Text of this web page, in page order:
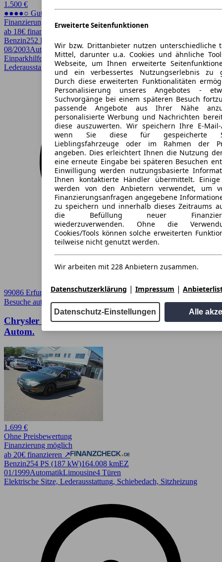
1.500 €
●●●●○ Guter Preis
Finanzierung möglich
ab 18€ finanzieren ↗
Benzin252 PS (185 kW)
08/2003AutomatikLimousine4 Türen
Einparkhilfe, Einparkhilfe Sensoren hinten, Elektrische Sitze,
Lederausstattung, Schiebedach, Sitzheizung
99086 Erfurt
Besuche autoscout24.de➚
Chrysler 300 M 300 M 3.5 Schiebedach Leder
Autom.
1.699 €
Ohne Preisbewertung
Finanzierung möglich
ab 20€ finanzieren ↗
Benzin254 PS (187 kW)164.008 kmEZ
01/1999AutomatikLimousine4 Türen
Elektrische Sitze, Lederausstattung, Schiebedach, Sitzheizung
Erweiterte Seitenfunktionen
Wir bzw. Drittanbieter nutzen unterschiedliche
Mittel, darunter u.a. Cookies und ähnliche
Webseite, um Ihnen erweiterte
und ein verbessertes Nutzungserlebnis zu
Durch diese erweiterten Funktionalitäten
Personalisierung unseres Angebotes -
Suchvorgänge bei einem späteren Besuch
passende Angebote aus Ihrer Nähe
personalisierte Werbung und Nachrichten
diese auszuwerten. Wir speichern Ihre E-Mail-
wenn Sie diese für gespeicherte
Lieblingsfahrzeuge oder im Rahmen der
angeben. Dies erleichtert Ihnen die Nutzung
eine erneute Eingabe bei späteren Besuchen
Einwilligung werden nutzungsbasierte
Ihnen kontaktierte Händler übermittelt. Einige
werden von den Anbietern verwendet, um
Finanzierungsanfragen angegebene
zu speichern und innerhalb dieses Zeitraums
die Befüllung neuer
wiederzuverwenden. Ohne die
Cookies/Tools können solche erweiterten
teilweise nicht genutzt werden.
Wir arbeiten mit 228 Anbietern zusammen.
Datenschutzerklärung | Impressum |
Datenschutz-Einstellungen Alle